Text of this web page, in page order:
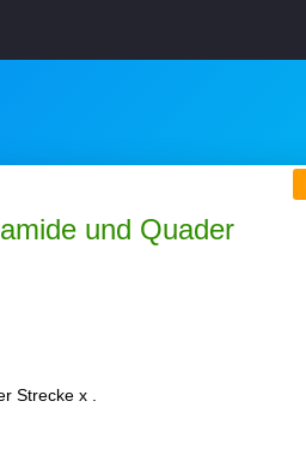
und Quader
Strecke x .